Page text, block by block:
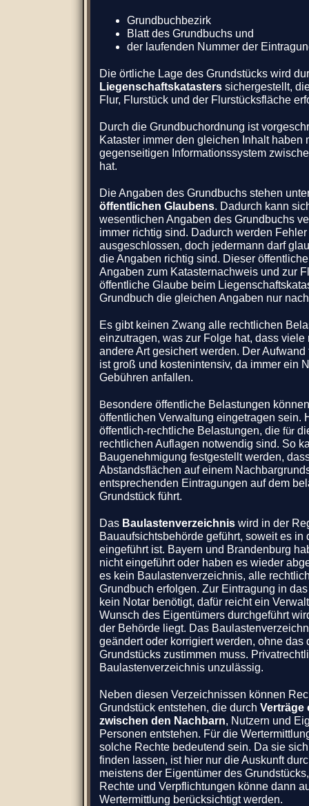
Grundbuchbezirk
Blatt des Grundbuchs und
der laufenden Nummer der
Die örtliche Lage des Grundstücks wird
Liegenschaftskatasterssichergestellt,
Flur, Flurstück und der Flurstücksfläche
Durch die Grundbuchordnung ist
Kataster immer den gleichen Inhalt haben
gegenseitigen Informationssystem
hat.
Die Angaben des Grundbuchs stehen
öffentlichen Glaubens. Dadurch kann
wesentlichen Angaben des Grundbuchs
immer richtig sind. Dadurch werden
ausgeschlossen, doch jedermann darf
die Angaben richtig sind. Dieser
Angaben zum Katasternachweis und zur
öffentliche Glaube beim
Grundbuch die gleichen Angaben nur
Es gibt keinen Zwang alle rechtlichen
einzutragen, was zur Folge hat, dass
andere Art gesichert werden. Der
ist groß und kostenintensiv, da immer ein
Gebühren anfallen.
Besondere öffentliche Belastungen
öffentlichen Verwaltung eingetragen sein.
öffentlich-rechtliche Belastungen, diefür
rechtlichen Auflagen notwendig sind. So
Baugenehmigung festgestellt werden,
Abstandsflächen auf einem
entsprechenden Eintragungen auf dem
Grundstück führt.
Das Baulastenverzeichniswird in der
Bauaufsichtsbehörde geführt, soweit es in
eingeführt ist. Bayern und Brandenburg
nicht eingeführt oder haben es wieder
es kein Baulastenverzeichnis, alle
Grundbuch erfolgen. Zur Eintragung in
kein Notar benötigt, dafür reicht ein
Wunsch des Eigentümers durchgeführt
der Behörde liegt. Das
geändert oder korrigiert werden, ohne das
Grundstücks zustimmen muss.
Baulastenverzeichnis unzulässig.
Neben diesen Verzeichnissen können
Grundstück entstehen, die durch Verträge
zwischen den Nachbarn, Nutzern und
Personen entstehen. Für die
solche Rechte bedeutend sein. Da sie
finden lassen, ist hier nur die Auskunft
meistens der Eigentümer des
Rechte und Verpflichtungen könne dann
Wertermittlung berücksichtigt werden.